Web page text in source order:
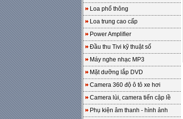
Loa phổ thông
Loa trung cao cấp
Power Amplifier
Đầu thu Tivi kỹ thuật số
Máy nghe nhạc MP3
Mặt dưỡng lắp DVD
Camera 360 độ ô tô xe hơi
Camera lùi, camera tiến cập lề
Phụ kiện âm thanh - hình ảnh